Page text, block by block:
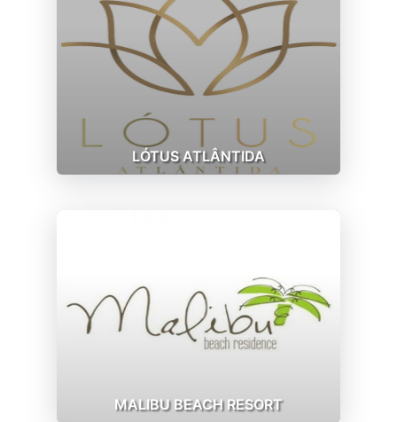
LÓTUS ATLÂNTIDA
MALIBU BEACH RESORT